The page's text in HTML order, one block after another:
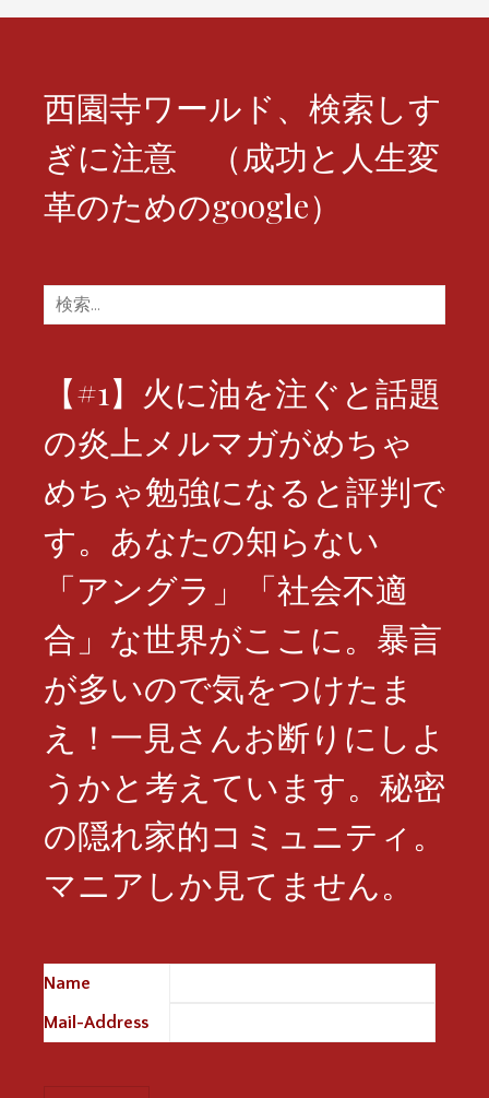
西園寺ワールド、検索しす
ぎに注意 （成功と人生変
革のためのgoogle）
検
索:
【#1】火に油を注ぐと話題
の炎上メルマガがめちゃ
めちゃ勉強になると評判で
す。あなたの知らない
「アングラ」「社会不適
合」な世界がここに。暴言
が多いので気をつけたま
え！一見さんお断りにしよ
うかと考えています。秘密
の隠れ家的コミュニティ。
マニアしか見てません。
Name
Mail-Address